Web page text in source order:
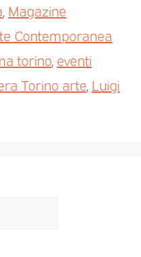
Magazine
Contemporanea
torino eventi
Torino arte Luigi